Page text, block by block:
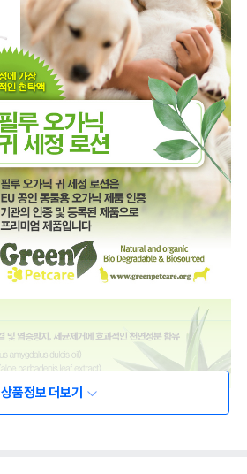
상품정보 더보기